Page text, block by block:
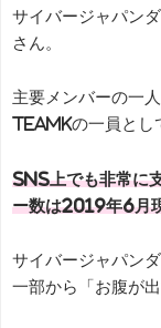
サイバージャパン
さん。
主要メンバーの一
TeamKの一員とし
SNS上でも非常
ー数は2019年6月
サイバージャパン
一部から「お腹が